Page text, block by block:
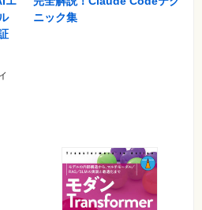
ットでのテキスト処理
アプリケーション
をシリアライズする
データベースを設定する
ニック集